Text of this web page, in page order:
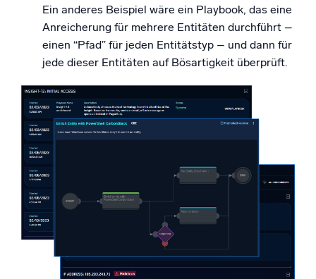
Ein anderes Beispiel wäre ein Playbook, das eine
Anreicherung für mehrere Entitäten durchführt –
einen “Pfad” für jeden Entitätstyp – und dann für
jede dieser Entitäten auf Bösartigkeit überprüft.